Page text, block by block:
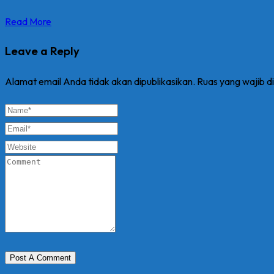
Read More
Leave a Reply
Alamat email Anda tidak akan dipublikasikan. Ruas yang wajib